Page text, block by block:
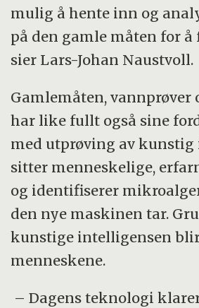
mulig å hente inn og
på den gamle måten for å
sier Lars-Johan Naustvoll.
Gamlemåten, vannprøver
har like fullt også sine
med utprøving av
sitter menneskelige,
og identifiserer
den nye maskinen tar.
kunstige intelligensen
menneskene.
– Dagens teknologi